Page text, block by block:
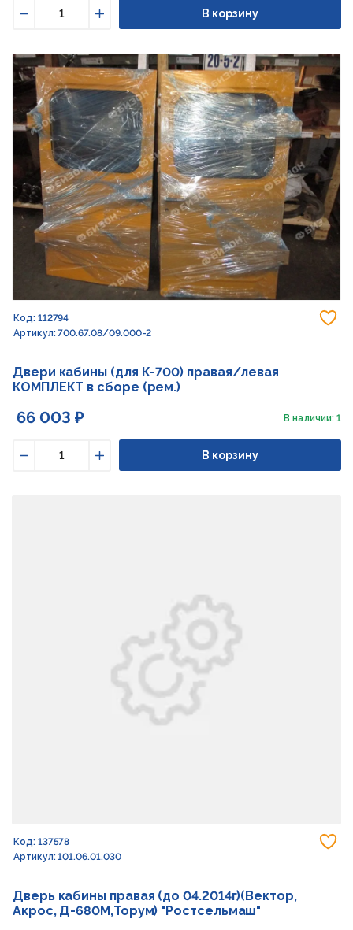
Увеличить
В корзину
Код: 112794
Артикул: 700.67.08/09.000-2
Двери кабины (для К-700) правая/левая
КОМПЛЕКТ в сборе (рем.)
66 003 ₽ В наличии: 1
Увеличить
В корзину
Код: 137578
Артикул: 101.06.01.030
Дверь кабины правая (до 04.2014г)(Вектор,
Акрос, Д-680М,Торум) "Ростсельмаш"